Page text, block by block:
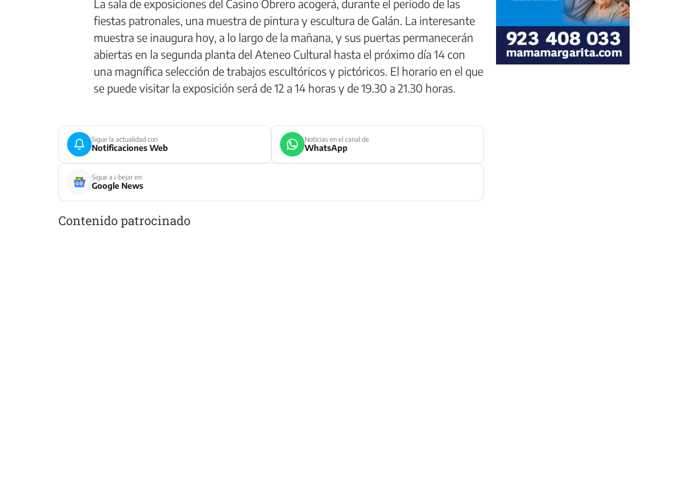
La sala de exposiciones del Casino Obrero acogerá, durante el periodo de las
fiestas patronales, una muestra de pintura y escultura de Galán. La interesante
muestra se inaugura hoy, a lo largo de la mañana, y sus puertas permanecerán
abiertas en la segunda planta del Ateneo Cultural hasta el próximo día 14 con
una magnífica selección de trabajos escultóricos y pictóricos. El horario en el que
se puede visitar la exposición será de 12 a 14 horas y de 19.30 a 21.30 horas.
Sigue la actualidad con
Notificaciones Web
Noticias en el canal de
WhatsApp
Sigue a i-bejar en
Google News
Contenido patrocinado